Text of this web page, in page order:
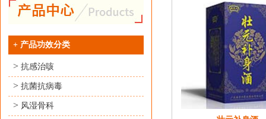
+ 产品功效分类
> 抗感治咳
> 抗菌抗病毒
> 风湿骨科